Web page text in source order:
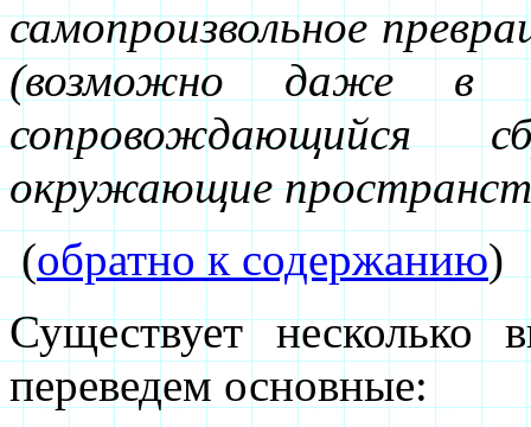
самопроизвольное
(возможно даже в
сопровождающийся
окружающие
(обратно к содержанию)
Существует несколько
переведем основные: